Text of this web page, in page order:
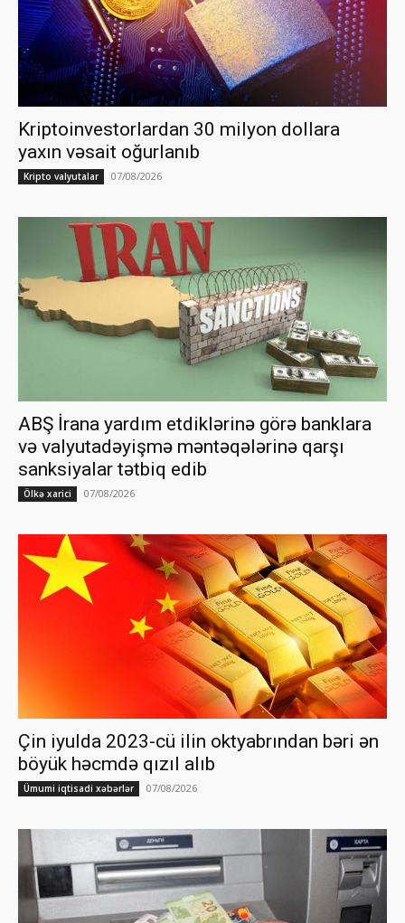
Kriptoinvestorlardan 30 milyon dollara
yaxın vəsait oğurlanıb
Kripto valyutalar 07/08/2026
ABŞ İrana yardım etdiklərinə görə banklara
və valyutadəyişmə məntəqələrinə qarşı
sanksiyalar tətbiq edib
Ölkə xarici 07/08/2026
Çin iyulda 2023-cü ilin oktyabrından bəri ən
böyük həcmdə qızıl alıb
Ümumi iqtisadi xəbərlər 07/08/2026